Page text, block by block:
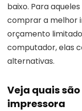
baixo. Para
comprar a melhor
orçamento
computador, elas
alternativas.
Veja quais
impressora